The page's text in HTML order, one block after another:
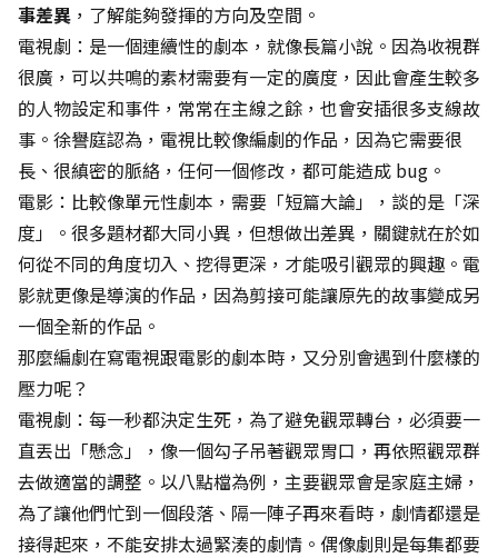
事差異 ，了解能夠發揮的方向及空間。
電視劇：是一個連續性的劇本，就像長篇小說。因為收視群
很廣，可以共鳴的素材需要有一定的廣度，因此會產生較多
的人物設定和事件，常常在主線之餘，也會安插很多支線故
事。徐譽庭認為，電視比較像編劇的作品，因為它需要很
長、很縝密的脈絡，任何一個修改，都可能造成 bug。
電影：比較像單元性劇本，需要「短篇大論」，談的是「深
度」。很多題材都大同小異，但想做出差異，關鍵就在於如
何從不同的角度切入、挖得更深，才能吸引觀眾的興趣。電
影就更像是導演的作品，因為剪接可能讓原先的故事變成另
一個全新的作品。
那麼編劇在寫電視跟電影的劇本時，又分別會遇到什麼樣的
壓力呢？
電視劇：每一秒都決定生死，為了避免觀眾轉台，必須要一
直丟出「懸念」，像一個勾子吊著觀眾胃口，再依照觀眾群
去做適當的調整。以八點檔為例，主要觀眾會是家庭主婦，
為了讓他們忙到一個段落、隔一陣子再來看時，劇情都還是
接得起來，不能安排太過緊湊的劇情。偶像劇則是每集都要